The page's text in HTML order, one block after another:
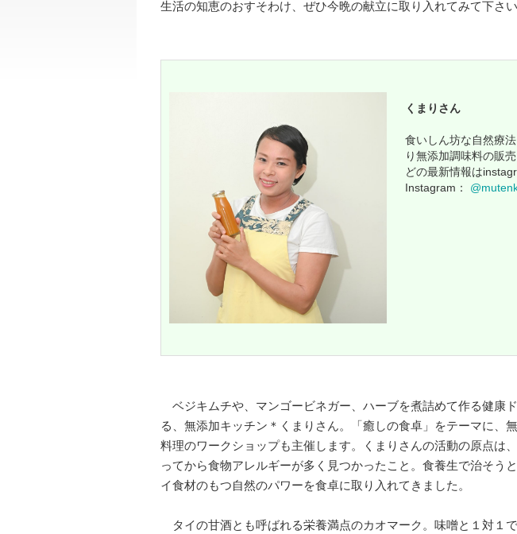
生活の知恵のおすそわけ、ぜひ今晩の献立に取り入れてみて下さい
くまりさん
食いしん坊な自然療
り無添加調味料の販
どの最新情報は
Instagram：
ベジキムチや、マンゴービネガー、ハーブを煮詰めて作る健康
る、無添加キッチン＊くまりさん。「癒しの食卓」をテーマに、
料理のワークショップも主催します。くまりさんの活動の原点は
ってから食物アレルギーが多く見つかったこと。食養生で治そう
イ食材のもつ自然のパワーを食卓に取り入れてきました。
タイの甘酒とも呼ばれる栄養満点のカオマーク。味噌と１対１